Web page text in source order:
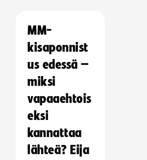
MM-
kisaponnist
us edessä –
miksi
vapaaehtois
eksi
kannattaa
lähteä? Eija